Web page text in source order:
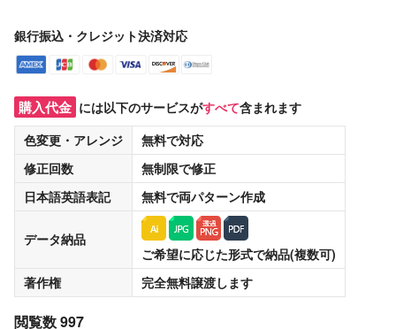
銀行振込・クレジット決済対応
購入代金 には以下のサービスがすべて含まれます
色変更・アレンジ
無料で対応
修正回数
無制限で修正
日本語英語表記
無料で両パターン作成
データ納品
ご希望に応じた形式で納品(複数可)
著作権
完全無料譲渡します
閲覧数 997